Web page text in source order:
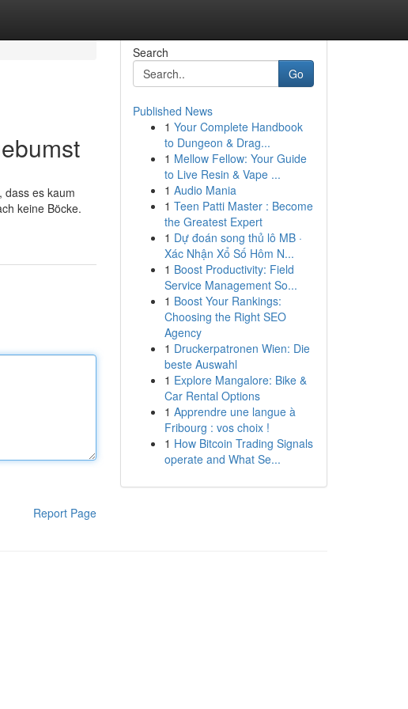
dass es kaum
keine Böcke.
Report Page
Search
Go
Published News
1 Your Complete Handbook
to Dungeon & Drag...
1 Mellow Fellow: Your Guide
to Live Resin & Vape ...
1 Audio Mania
1 Teen Patti Master : Become
the Greatest Expert
1 Dự đoán song thủ lô MB ·
Xác Nhận Xổ Số Hôm N...
1 Boost Productivity: Field
Service Management So...
1 Boost Your Rankings:
Choosing the Right SEO
Agency
1 Druckerpatronen Wien: Die
beste Auswahl
1 Explore Mangalore: Bike &
Car Rental Options
1 Apprendre une langue à
Fribourg : vos choix !
1 How Bitcoin Trading Signals
operate and What Se...